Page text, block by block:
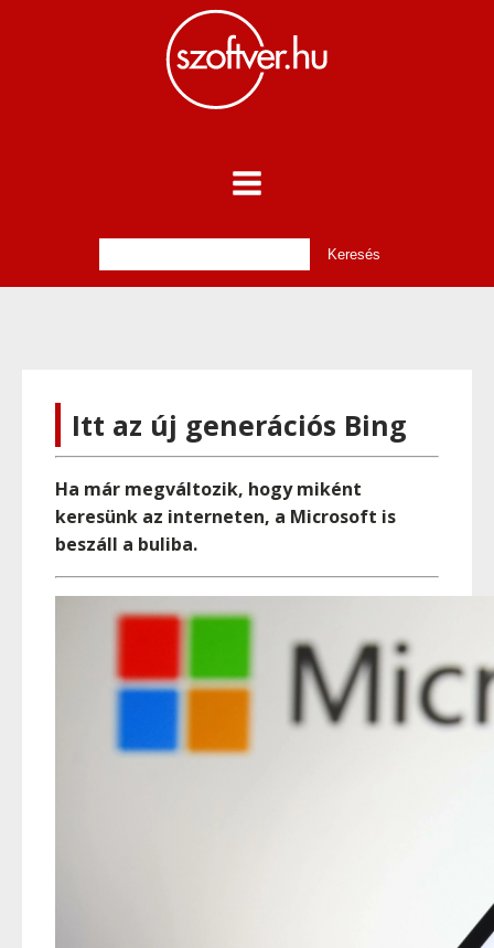
Itt az új generációs Bing
Ha már megváltozik, hogy miként
keresünk az interneten, a Microsoft is
beszáll a buliba.